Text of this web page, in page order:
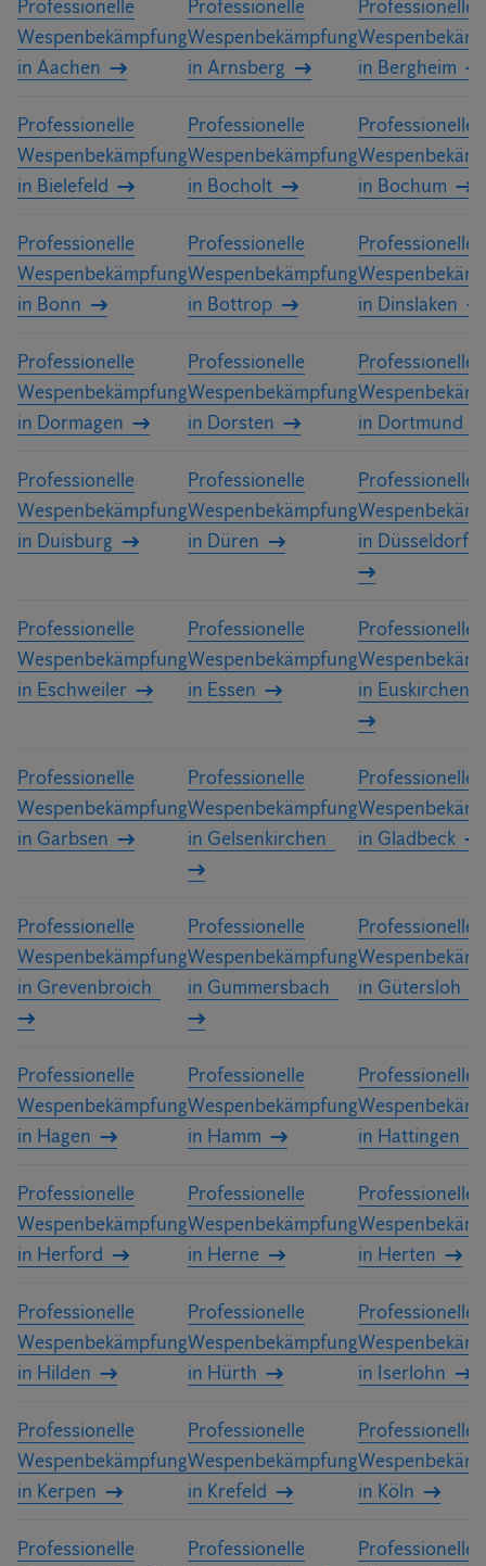
Professionelle
Wespenbekämpfung
in Aachen
Professionelle
Wespenbekämpfung
in Arnsberg
Professionelle
in Bergheim
Professionelle
Wespenbekämpfung
in Bielefeld
Professionelle
Wespenbekämpfung
in Bocholt
Professionelle
in Bochum
Professionelle
Wespenbekämpfung
in Bonn
Professionelle
Wespenbekämpfung
in Bottrop
Professionelle
in Dinslaken
Professionelle
Wespenbekämpfung
in Dormagen
Professionelle
Wespenbekämpfung
in Dorsten
Professionelle
in Dortmund
Professionelle
Wespenbekämpfung
in Duisburg
Professionelle
Wespenbekämpfung
in Düren
Professionelle
in Düsseldorf
Professionelle
Wespenbekämpfung
in Eschweiler
Professionelle
Wespenbekämpfung
in Essen
Professionelle
in Euskirchen
Professionelle
Wespenbekämpfung
in Garbsen
Professionelle
Wespenbekämpfung
in Gelsenkirchen
Professionelle
in Gladbeck
Professionelle
Wespenbekämpfung
in Grevenbroich
Professionelle
Wespenbekämpfung
in Gummersbach
Professionelle
in Gütersloh
Professionelle
Wespenbekämpfung
in Hagen
Professionelle
Wespenbekämpfung
in Hamm
Professionelle
in Hattingen
Professionelle
Wespenbekämpfung
in Herford
Professionelle
Wespenbekämpfung
in Herne
Professionelle
in Herten
Professionelle
Wespenbekämpfung
in Hilden
Professionelle
Wespenbekämpfung
in Hürth
Professionelle
in Iserlohn
Professionelle
Wespenbekämpfung
in Kerpen
Professionelle
Wespenbekämpfung
in Krefeld
Professionelle
in Köln
Professionelle
Professionelle
Professionelle